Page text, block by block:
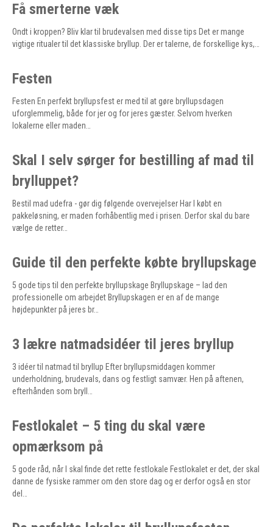
Få smerterne væk
Ondt i kroppen? Bliv klar til brudevalsen med disse tips Det er mange
vigtige ritualer til det klassiske bryllup. Der er talerne, de forskellige kys,…
Festen
Festen En perfekt bryllupsfest er med til at gøre bryllupsdagen
uforglemmelig, både for jer og for jeres gæster. Selvom hverken
lokalerne eller maden…
Skal I selv sørger for bestilling af mad til
brylluppet?
Bestil mad udefra - gør dig følgende overvejelser Har I købt en
pakkeløsning, er maden forhåbentlig med i prisen. Derfor skal du bare
vælge de retter…
Guide til den perfekte købte bryllupskage
5 gode tips til den perfekte bryllupskage Bryllupskage – lad den
professionelle om arbejdet Bryllupskagen er en af de mange
højdepunkter på jeres br…
3 lækre natmadsidéer til jeres bryllup
3 idéer til natmad til bryllup Efter bryllupsmiddagen kommer
underholdning, brudevals, dans og festligt samvær. Hen på aftenen,
efterhånden som bryll…
Festlokalet – 5 ting du skal være
opmærksom på
5 gode råd, når I skal finde det rette festlokale Festlokalet er det, der skal
danne de fysiske rammer om den store dag og er derfor også en stor
del…